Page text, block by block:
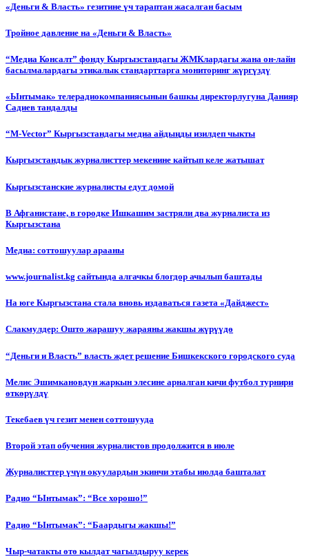
«Деньги & Власть» гезитине үч тараптан жасалган басым
Тройное давление на «Деньги & Власть»
“Медиа Консалт” фонду Кыргызстандагы ЖМКлардагы жана он-лайн
басылмалардагы этикалык стандарттарга мониторинг жүргүздү
«Ынтымак» телерадиокомпаниясынын башкы директорлугуна Данияр
Садиев тандалды
“М-Vector” Кыргызстандагы медиа айдыңды изилдеп чыкты
Кыргызстандык журналисттер мекенине кайтып келе жатышат
Кыргызстанские журналисты едут домой
В Афганистане, в городке Ишкашим застряли два журналиста из
Кыргызстана
Медиа: соттошуулар арааны
www.journalist.kg сайтында алгачкы блогдор ачылып баштады
На юге Кыргызстана стала вновь издаваться газета «Дайджест»
Слакмулдер: Ошто жарашуу жараяны жакшы жүрүүдө
“Деньги и Власть” власть ждет решение Бишкекского городского суда
Мелис Эшимкановдун жаркын элесине арналган кичи футбол турнири
өткөрүлдү
Текебаев үч гезит менен соттошууда
Второй этап обучения журналистов продолжится в июле
Журналисттер үчүн окуулардын экинчи этабы июлда башталат
Радио “Ынтымак”: “Все хорошо!”
Радио “Ынтымак”: “Баардыгы жакшы!”
Чыр-чатакты өтө кылдат чагылдыруу керек